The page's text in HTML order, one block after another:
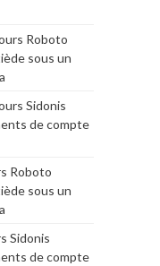
Roboto
sous un
Sidonis
de compte
Roboto
sous un
Sidonis
de compte